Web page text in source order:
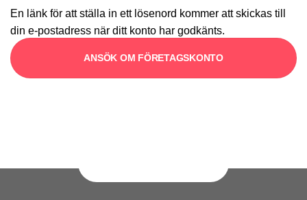
En länk för att ställa in ett lösenord kommer att skickas till
din e-postadress när ditt konto har godkänts.
ANSÖK OM FÖRETAGSKONTO